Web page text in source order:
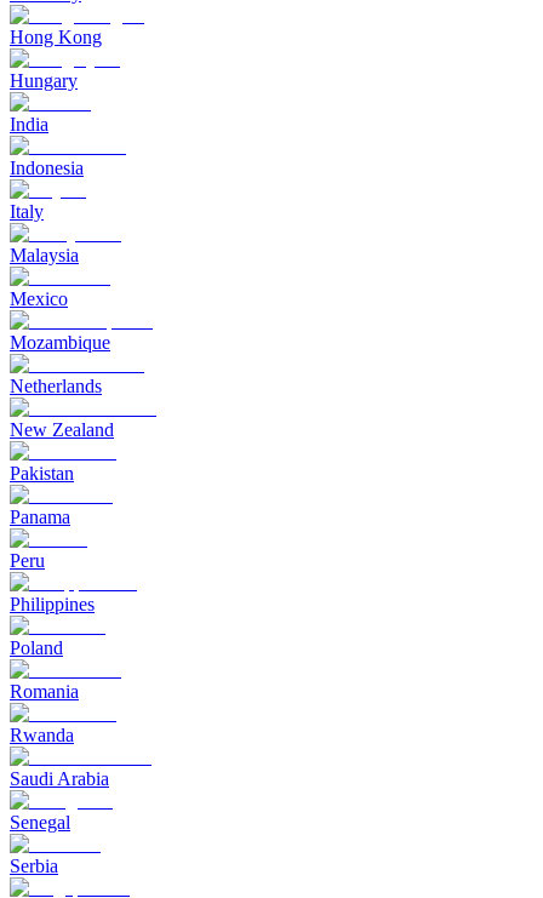
Hong Kong
Hungary
India
Indonesia
Italy
Malaysia
Mexico
Mozambique
Netherlands
New Zealand
Pakistan
Panama
Peru
Philippines
Poland
Romania
Rwanda
Saudi Arabia
Senegal
Serbia